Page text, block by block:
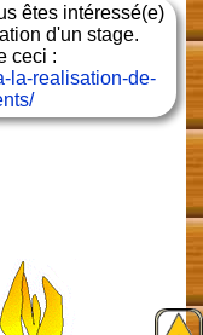
êtes intéressé(e)
d'un stage.
ceci :
la-realisation-de-